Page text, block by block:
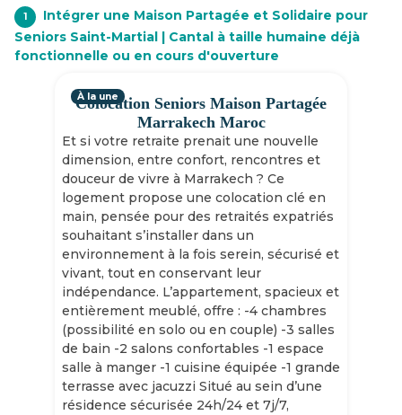
1
Intégrer une Maison Partagée et Solidaire pour
Seniors Saint-Martial | Cantal à taille humaine déjà
fonctionnelle ou en cours d'ouverture
Colocation Seniors Maison Partagée
Marrakech Maroc
Et si votre retraite prenait une nouvelle
dimension, entre confort, rencontres et
douceur de vivre à Marrakech ? Ce
logement propose une colocation clé en
main, pensée pour des retraités expatriés
souhaitant s’installer dans un
environnement à la fois serein, sécurisé et
vivant, tout en conservant leur
indépendance. L’appartement, spacieux et
entièrement meublé, offre : -4 chambres
(possibilité en solo ou en couple) -3 salles
de bain -2 salons confortables -1 espace
salle à manger -1 cuisine équipée -1 grande
terrasse avec jacuzzi Situé au sein d’une
résidence sécurisée 24h/24 et 7j/7,
À la une